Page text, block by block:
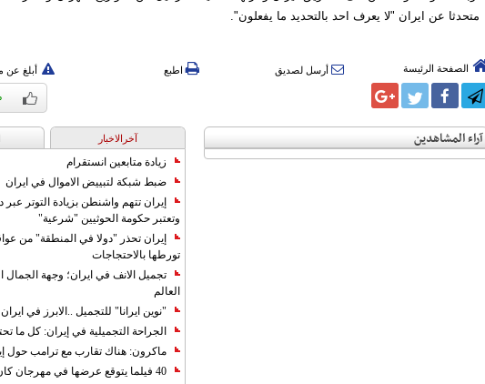
متحدثا عن ايران "لا يعرف احد بالتحديد ما يفعلون".
الصفحة الرئيسة أرسل لصديق اطبع أبلغ عن
آراء المشاهدين آخرالاخبار
زيادة متابعين انستقرام
ضبط شبكة لتبييض الاموال في ايران
إيران تتهم واشنطن بزيادة التوتر
وتعتبر حكومة الحوثيين "شرعية"
إيران تحذر "دولا في المنطقة" من
تورطها بالاحتجاجات
تجميل الانف في ايران؛ وجهة الجمال
العالم
"نوين ايرانا" للتجميل ..الابرز في
الجراحة التجميلية في إيران: كل ما
ماكرون: هناك تقارب مع ترامب حول
40 فيلما يتوقع عرضها في مهرجان كان 2019